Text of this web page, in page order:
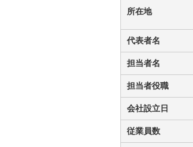
所在地
代表者名
担当者名
担当者役職
会社設立日
従業員数